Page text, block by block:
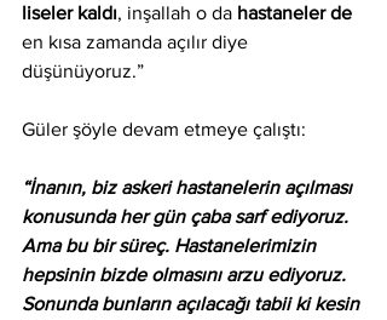
liseler kaldı, inşallah o da hastaneler de
en kısa zamanda açılır diye
düşünüyoruz.”
Güler şöyle devam etmeye çalıştı:
“İnanın, biz askeri hastanelerin açılması
konusunda her gün çaba sarf ediyoruz.
Ama bu bir süreç. Hastanelerimizin
hepsinin bizde olmasını arzu ediyoruz.
Sonunda bunların açılacağı tabii ki kesin